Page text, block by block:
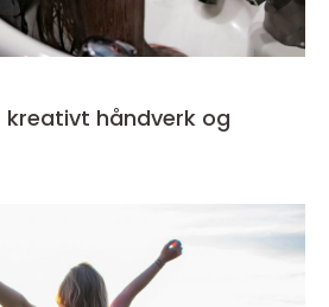
kreativt håndverk og